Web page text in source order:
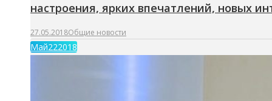
настроения, ярких впечатлений, новых
27.05.2018Общие новости
Май222018